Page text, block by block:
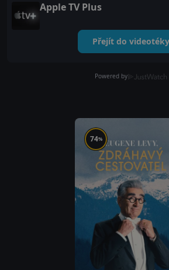
Apple TV Plus
Přejít do videotéky
Powered by
74%